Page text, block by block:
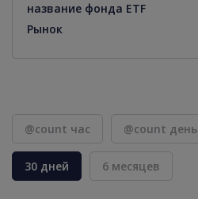
название фонда ETF
Рынок
@count час @count день
30 дней 6 месяцев